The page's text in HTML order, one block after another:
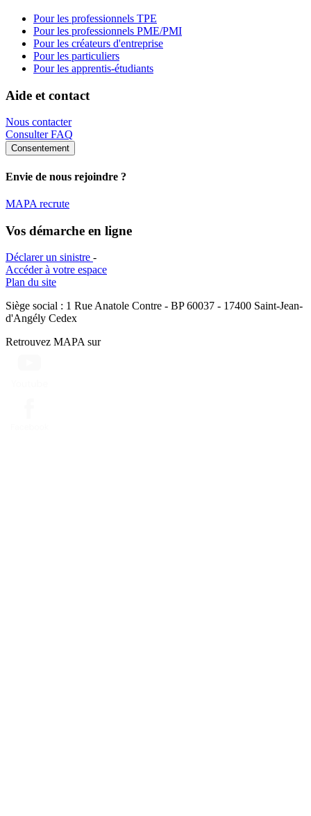
Pour les professionnels TPE
Pour les professionnels PME/PMI
Pour les créateurs d'entreprise
Pour les particuliers
Pour les apprentis-étudiants
Aide et contact
Nous contacter
Consulter FAQ
Consentement
Envie de nous rejoindre ?
MAPA recrute
Vos démarche en ligne
Déclarer un sinistre -
Accéder à votre espace
Plan du site
Siège social : 1 Rue Anatole Contre - BP 60037 - 17400 Saint-Jean-
d'Angély Cedex
Retrouvez MAPA sur